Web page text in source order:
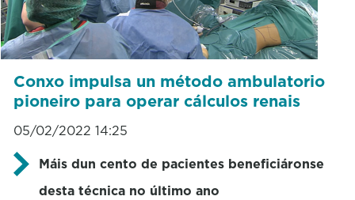
Conxo impulsa un método ambulatorio
pioneiro para operar cálculos renais
05/02/2022 14:25
Máis dun cento de pacientes beneficiáronse
desta técnica no último ano